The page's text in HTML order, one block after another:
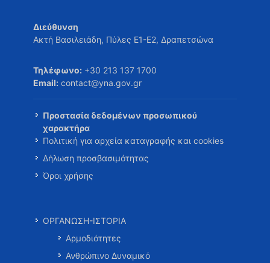
Διεύθυνση
Ακτή Βασιλειάδη, Πύλες Ε1-Ε2, Δραπετσώνα
Τηλέφωνο: +30 213 137 1700
Email: contact@yna.gov.gr
Προστασία δεδομένων προσωπικού
χαρακτήρα
Πολιτική για αρχεία καταγραφής και cookies
Δήλωση προσβασιμότητας
Όροι χρήσης
ΟΡΓΑΝΩΣΗ-ΙΣΤΟΡΙΑ
Αρμοδιότητες
Ανθρώπινο Δυναμικό